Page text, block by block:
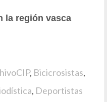
la región vasca
, Bicicrosistas,
, Deportistas